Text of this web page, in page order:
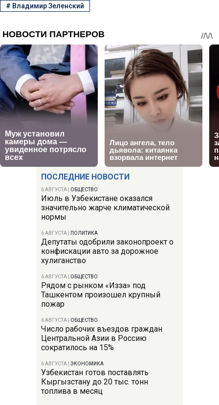
ПОСЛЕДНИЕ НОВОСТИ
6 АВГУСТА ОБЩЕСТВО
Июль в Узбекистане оказался
значительно жарче климатической
нормы
6 АВГУСТА ПОЛИТИКА
Депутаты одобрили законопроект о
конфискации авто за дорожное
хулиганство
6 АВГУСТА ОБЩЕСТВО
Рядом с рынком «Изза» под
Ташкентом произошел крупный
пожар
6 АВГУСТА ОБЩЕСТВО
Число рабочих въездов граждан
Центральной Азии в Россию
сократилось на 15%
6 АВГУСТА ЭКОНОМИКА
Узбекистан готов поставлять
Кыргызстану до 20 тыс. тонн
топлива в месяц
# Владимир Зеленский